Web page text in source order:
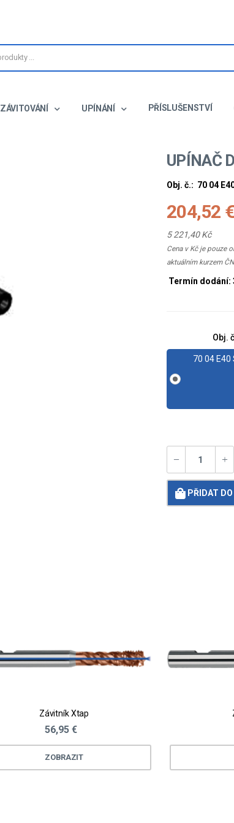
ZÁVITOVÁNÍ UPÍNÁNÍ PŘÍSLUŠENSTVÍ
UPÍNAČ
Obj. č.: 70 04
204,52
5 221,40 Kč
Cena v Kč je pouze
aktuálním kurzem
Termín dodání:
Obj.
70 04 E40
PŘIDAT
Závitník Xtap
56,95 €
ZOBRAZIT